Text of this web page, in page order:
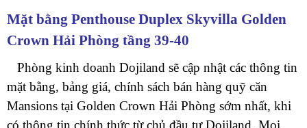
Mặt bằng Penthouse Duplex Skyvilla Golden
Crown Hải Phòng tầng 39-40
Phòng kinh doanh Dojiland sẽ cập nhật các thông tin
mặt bằng, bảng giá, chính sách bán hàng quỹ căn
Mansions tại Golden Crown Hải Phòng sớm nhất, khi
có thông tin chính thức từ chủ đầu tư Dojiland. Mọi